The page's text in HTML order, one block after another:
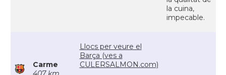
la cuina,
impecable.
Carme
Llocs per veure el
Barça (ves a
CULERSALMON.com)